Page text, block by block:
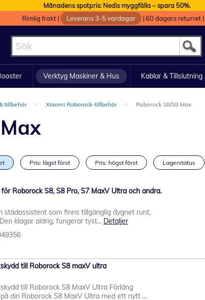
Månadens spotpris: Nedis myggfälla – spara 50%.
Rimlig frakt | Leverans 3-5 vardagar |60 dagars returret |
Verktyg Maskiner & Hus Kablar & Tillslutning
tillbehör Xiaomi Roborock-tillbehör Roborock S8/S8 Max
Pris: lägst först Pris: högst först Lagerstatus
Roborock S8, S8 Pro, S7 MaxV Ultra och andra.
städassistent som finns tillgänglig dygnet runt,
klagar aldrig, fungerar tyst... Detaljer
till Roborock S8 maxV ultra
till Roborock S8 MaxV Ultra Förläng
din Roborock S8 MaxV Ultra med ett nytt ...